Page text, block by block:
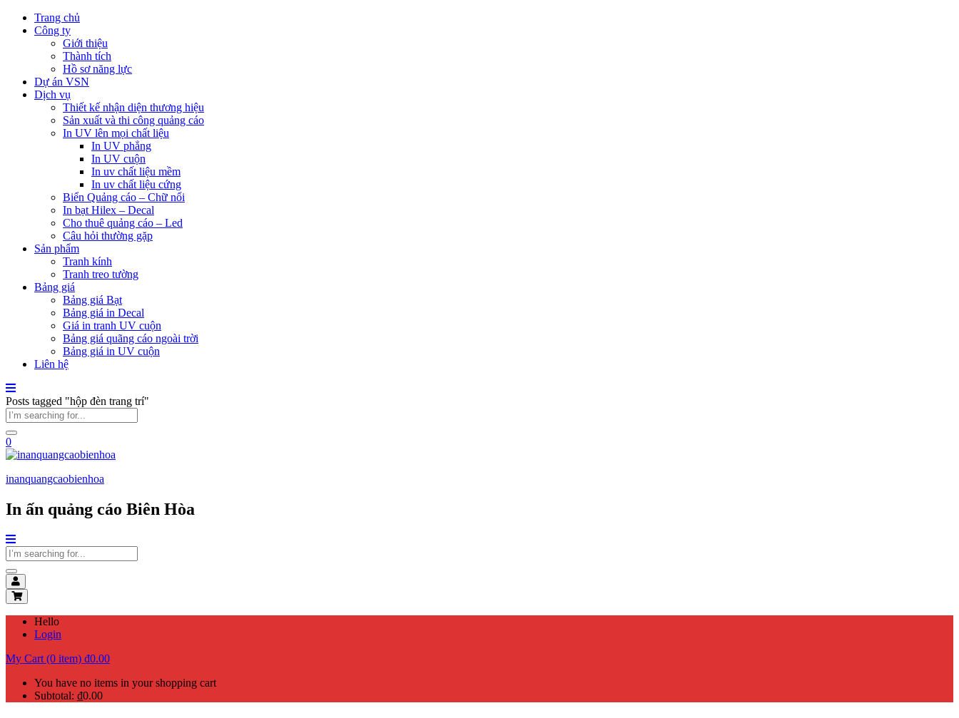
Trang chủ
Công ty
Giới thiệu
Thành tích
Hồ sơ năng lực
Dự án VSN
Dịch vụ
Thiết kế nhận diện thương hiệu
Sản xuất và thi công quảng cáo
In UV lên mọi chất liệu
In UV phẳng
In UV cuộn
In uv chất liệu mềm
In uv chất liệu cứng
Biển Quảng cáo – Chữ nổi
In bạt Hilex – Decal
Cho thuê quảng cáo – Led
Câu hỏi thường gặp
Sản phẩm
Tranh kính
Tranh treo tường
Bảng giá
Bảng giá Bạt
Bảng giá in Decal
Giá in tranh UV cuộn
Bảng giá quãng cáo ngoài trời
Bảng giá in UV cuộn
Liên hệ
Posts tagged "hộp đèn trang trí"
0
inanquangcaobienhoa
In ấn quảng cáo Biên Hòa
Hello
Login
My Cart (0 item) ₫0.00
You have no items in your shopping cart
Subtotal: ₫0.00